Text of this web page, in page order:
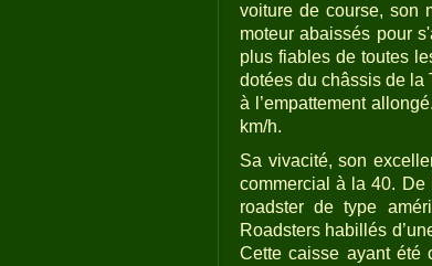
voiture de course, son
moteur abaissés pour
plus fiables de toutes
dotées du châssis de la
à l’empattement
km/h.
Sa vivacité, son
commercial à la 40. De
roadster de type
Roadsters habillés
Cette caisse ayant été